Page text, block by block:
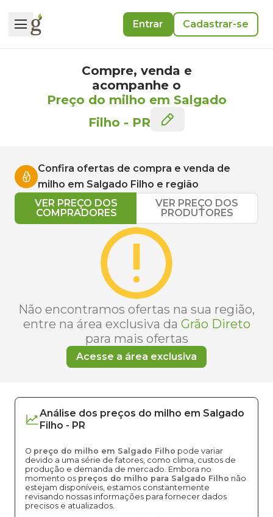
Entrar Cadastrar-se
Compre, venda e
acompanhe o
Preço do milho em Salgado
Filho - PR
Confira ofertas de compra e venda de
milho em Salgado Filho e região
VER PREÇO DOS
COMPRADORES
VER PREÇO DOS
PRODUTORES
Não encontramos ofertas na sua região,
entre na área exclusiva da Grão Direto
para mais ofertas
Acesse a área exclusiva
Análise dos preços do milho em Salgado
Filho - PR
O preço do milho em Salgado Filho pode variar
devido a uma série de fatores, como clima, custos de
produção e demanda de mercado. Embora no
momento os preços do milho para Salgado Filho não
estejam disponíveis, estamos constantemente
revisando nossas informações para fornecer dados
precisos e atualizados.